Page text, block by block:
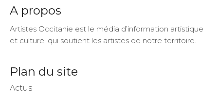
A propos
Artistes Occitanie est le média d’information artistique
et culturel qui soutient les artistes de notre territoire.
Plan du site
Actus